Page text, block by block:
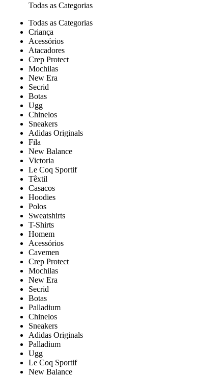
Todas as Categorias
Todas as Categorias
Criança
Acessórios
Atacadores
Crep Protect
Mochilas
New Era
Secrid
Botas
Ugg
Chinelos
Sneakers
Adidas Originals
Fila
New Balance
Victoria
Le Coq Sportif
Têxtil
Casacos
Hoodies
Polos
Sweatshirts
T-Shirts
Homem
Acessórios
Cavemen
Crep Protect
Mochilas
New Era
Secrid
Botas
Palladium
Chinelos
Sneakers
Adidas Originals
Palladium
Ugg
Le Coq Sportif
New Balance